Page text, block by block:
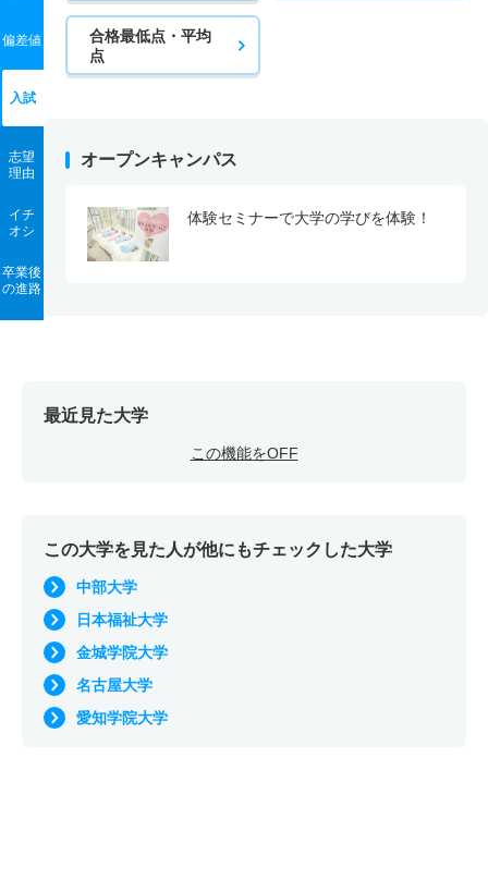
偏差値
入試
志望
理由
イチ
オシ
卒業後
の進路
合格最低点・平均
点
オープンキャンパス
体験セミナーで大学の学びを体験！
最近見た大学
この機能をOFF
この大学を見た人が他にもチェックした大学
中部大学
日本福祉大学
金城学院大学
名古屋大学
愛知学院大学